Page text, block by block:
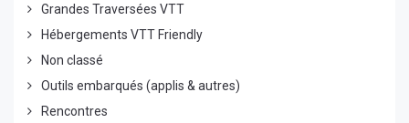
Grandes Traversées VTT
Hébergements VTT Friendly
Non classé
Outils embarqués (applis & autres)
Rencontres